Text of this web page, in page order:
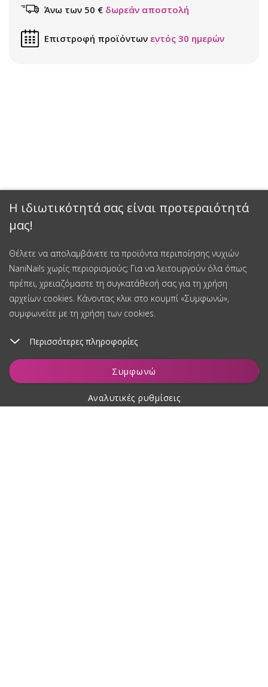
Η ιδιωτικότητά σας είναι προτεραιότητά
μας!
Θέλετε να απολαμβάνετε τα προϊόντα περιποίησης νυχιών
NaniNails χωρίς περιορισμούς; Για να λειτουργούν όλα όπως
πρέπει, χρειαζόμαστε τη συγκατάθεσή σας για τη χρήση
αρχείων cookies. Κάνοντας κλικ στο κουμπί «Συμφωνώ»,
συμφωνείτε με τη χρήση των cookies.
Περισσότερες πληροφορίες
Συμφωνώ
Αναλυτικές ρυθμίσεις
Προσθήκη στο καλάθι
Άνω των 50 € δωρεάν αποστολή
Επιστροφή προϊόντων εντός 30 ημερών